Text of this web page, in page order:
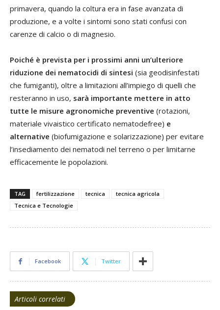
primavera, quando la coltura era in fase avanzata di
produzione, e a volte i sintomi sono stati confusi con
carenze di calcio o di magnesio.
Poiché è prevista per i prossimi anni un’ulteriore
riduzione dei nematocidi di sintesi (sia geodisinfestati
che fumiganti), oltre a limitazioni all’impiego di quelli che
resteranno in uso, sarà importante mettere in atto
tutte le misure agronomiche preventive (rotazioni,
materiale vivaistico certificato nematodefree) e
alternative (biofumigazione e solarizzazione) per evitare
l’insediamento dei nematodi nel terreno o per limitarne
efficacemente le popolazioni.
TAG fertilizzazione tecnica
tecnica agricola
Tecnica e Tecnologie
Facebook Twitter
Articoli correlati